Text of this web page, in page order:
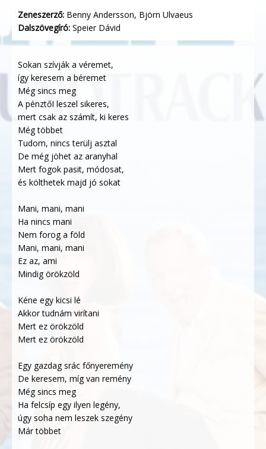
Zeneszerző: Benny Andersson, Björn Ulvaeus
Dalszövegíró: Speier Dávid
Sokan szívják a véremet,
így keresem a béremet
Még sincs meg
A pénztőI leszel sikeres,
mert csak az számít, ki keres
Még többet
Tudom, nincs terülj asztal
De még jöhet az aranyhal
Mert fogok pasit, módosat,
és költhetek majd jó sokat
Mani, mani, mani
Ha nincs mani
Nem forog a föld
Mani, mani, mani
Ez az, ami
Mindig örökzöld
Kéne egy kicsi lé
Akkor tudnám virítani
Mert ez örökzöld
Mert ez örökzöld
Egy gazdag srác főnyeremény
De keresem, míg van remény
Még sincs meg
Ha felcsíp egy ilyen legény,
úgy soha nem leszek szegény
Már többet